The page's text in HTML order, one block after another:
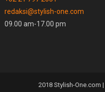
redaksi@stylish-one.com
09.00 am-17.00 pm
2018 Stylish-One.com |